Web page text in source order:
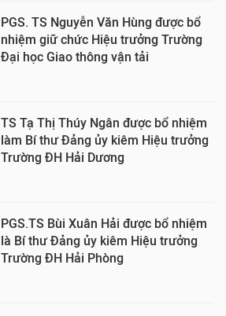
PGS. TS Nguyễn Văn Hùng được bổ
nhiệm giữ chức Hiệu trưởng Trường
Đại học Giao thông vận tải
TS Tạ Thị Thúy Ngân được bổ nhiệm
làm Bí thư Đảng ủy kiêm Hiệu trưởng
Trường ĐH Hải Dương
PGS.TS Bùi Xuân Hải được bổ nhiệm
là Bí thư Đảng ủy kiêm Hiệu trưởng
Trường ĐH Hải Phòng